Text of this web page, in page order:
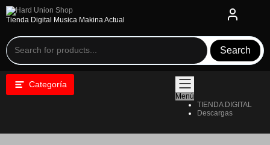
contenido
Tienda Digital Musica Makina Actual
Search
Categoría
Menú
TIENDA DIGITAL
Descargas